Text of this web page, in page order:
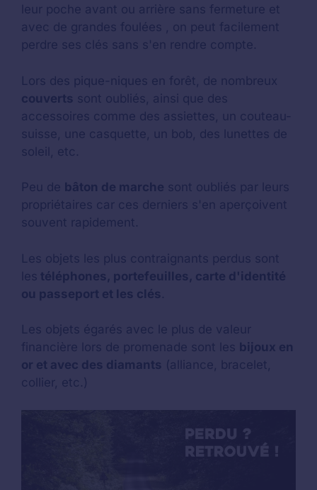
leur poche avant ou arrière sans fermeture et
avec de grandes foulées , on peut facilement
perdre ses clés sans s'en rendre compte.
Lors des pique-niques en forêt, de nombreux
couverts sont oubliés, ainsi que des
accessoires comme des assiettes, un couteau-
suisse, une casquette, un bob, des lunettes de
soleil, etc.
Peu de bâton de marche sont oubliés par leurs
propriétaires car ces derniers s'en aperçoivent
souvent rapidement.
Les objets les plus contraignants perdus sont
les téléphones, portefeuilles, carte d'identité
ou passeport et les clés .
Les objets égarés avec le plus de valeur
financière lors de promenade sont les bijoux en
or et avec des diamants (alliance, bracelet,
collier, etc.)